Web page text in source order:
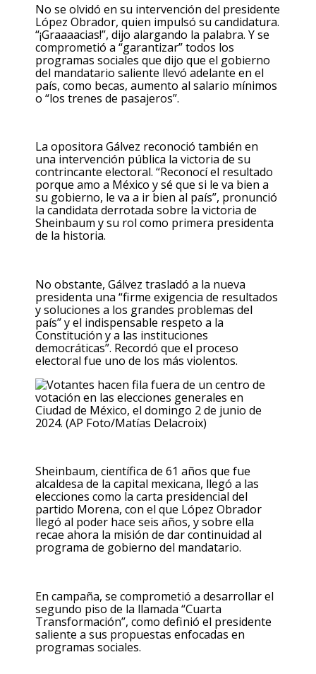
No se olvidó en su intervención del presidente
López Obrador, quien impulsó su candidatura.
“¡Graaaacias!”, dijo alargando la palabra. Y se
comprometió a “garantizar” todos los
programas sociales que dijo que el gobierno
del mandatario saliente llevó adelante en el
país, como becas, aumento al salario mínimos
o “los trenes de pasajeros”.
La opositora Gálvez reconoció también en
una intervención pública la victoria de su
contrincante electoral. “Reconocí el resultado
porque amo a México y sé que si le va bien a
su gobierno, le va a ir bien al país”, pronunció
la candidata derrotada sobre la victoria de
Sheinbaum y su rol como primera presidenta
de la historia.
No obstante, Gálvez trasladó a la nueva
presidenta una “firme exigencia de resultados
y soluciones a los grandes problemas del
país” y el indispensable respeto a la
Constitución y a las instituciones
democráticas”. Recordó que el proceso
electoral fue uno de los más violentos.
Sheinbaum, científica de 61 años que fue
alcaldesa de la capital mexicana, llegó a las
elecciones como la carta presidencial del
partido Morena, con el que López Obrador
llegó al poder hace seis años, y sobre ella
recae ahora la misión de dar continuidad al
programa de gobierno del mandatario.
En campaña, se comprometió a desarrollar el
segundo piso de la llamada “Cuarta
Transformación”, como definió el presidente
saliente a sus propuestas enfocadas en
programas sociales.